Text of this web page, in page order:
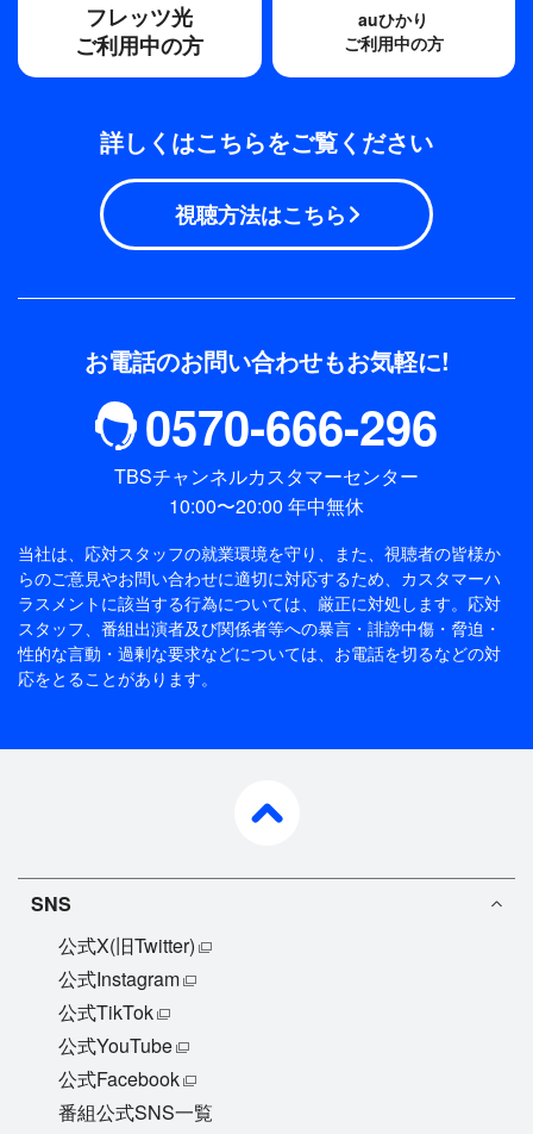
フレッツ光
ご利用中の方
auひかり
ご利用中の方
詳しくはこちらをご覧ください
視聴方法はこちら
お電話のお問い合わせもお気軽に!
0570-666-296
TBSチャンネルカスタマーセンター
10:00〜20:00 年中無休
当社は、応対スタッフの就業環境を守り、また、視聴者の皆様か
らのご意見やお問い合わせに適切に対応するため、 カスタマーハ
ラスメントに該当する行為については、厳正に対処します。応対
スタッフ、番組出演者及び関係者等への暴言・誹謗中傷・脅迫・
性的な言動・過剰な要求などについては、お電話を切るなどの対
応をとることがあります。
SNS
公式X(旧Twitter)
公式Instagram
公式TikTok
公式YouTube
公式Facebook
番組公式SNS一覧